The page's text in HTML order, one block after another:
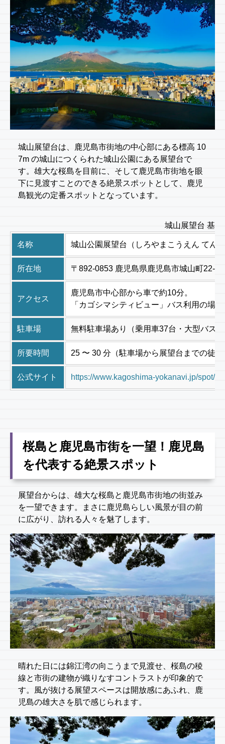
城山展望台は、鹿児島市街地の中心部にある標高 10
7m の城山につくられた城山公園にある展望台で
す。雄大な桜島を目前に、そして鹿児島市街地を眼
下に見渡すことのできる絶景スポットとして、鹿児
島観光の定番スポットとなっています。
城山展望台 基本
名称 城山公園展望台（しろやまこうえん てん
所在地 〒892-0853 鹿児島県鹿児島市城山町22-13
アクセス
鹿児島市中心部から車で約10分。
「カゴシマシティビュー」バス利用の場
駐車場 無料駐車場あり（乗用車37台・大型バス8
所要時間 25 〜 30 分（駐車場から展望台までの徒
公式サイト https://www.kagoshima-yokanavi.jp/spot/
桜島と鹿児島市街を一望！鹿児島
を代表する絶景スポット
展望台からは、雄大な桜島と鹿児島市街地の街並み
を一望できます。まさに鹿児島らしい風景が目の前
に広がり、訪れる人々を魅了します。
晴れた日には錦江湾の向こうまで見渡せ、桜島の稜
線と市街の建物が織りなすコントラストが印象的で
す。風が抜ける展望スペースは開放感にあふれ、鹿
児島の雄大さを肌で感じられます。